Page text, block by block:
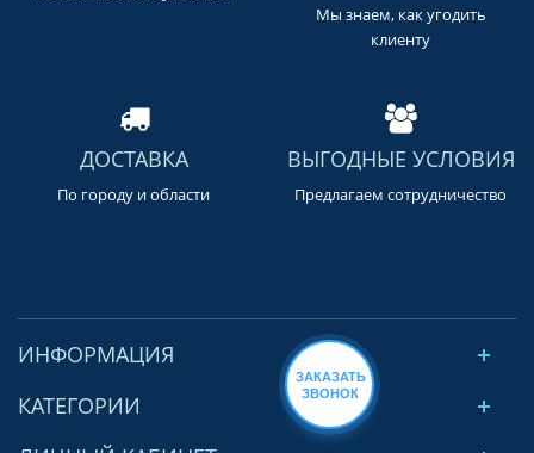
Мы знаем, как угодить
клиенту
ДОСТАВКА
По городу и области
ВЫГОДНЫЕ УСЛОВИЯ
Предлагаем сотрудничество
ИНФОРМАЦИЯ
КАТЕГОРИИ
ЗАКАЗАТЬ
ЗВОНОК